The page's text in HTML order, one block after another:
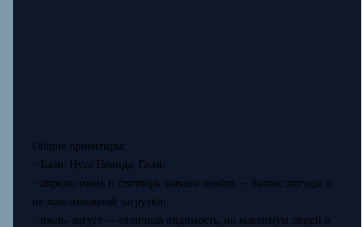
Общие ориентиры:
- Бали, Нуса Пенида, Гили:
- апрель–июнь и сентябрь–начало ноября — баланс погоды и
не максимальной загрузки;
- июль–август — отличная видимость, но максимум людей и